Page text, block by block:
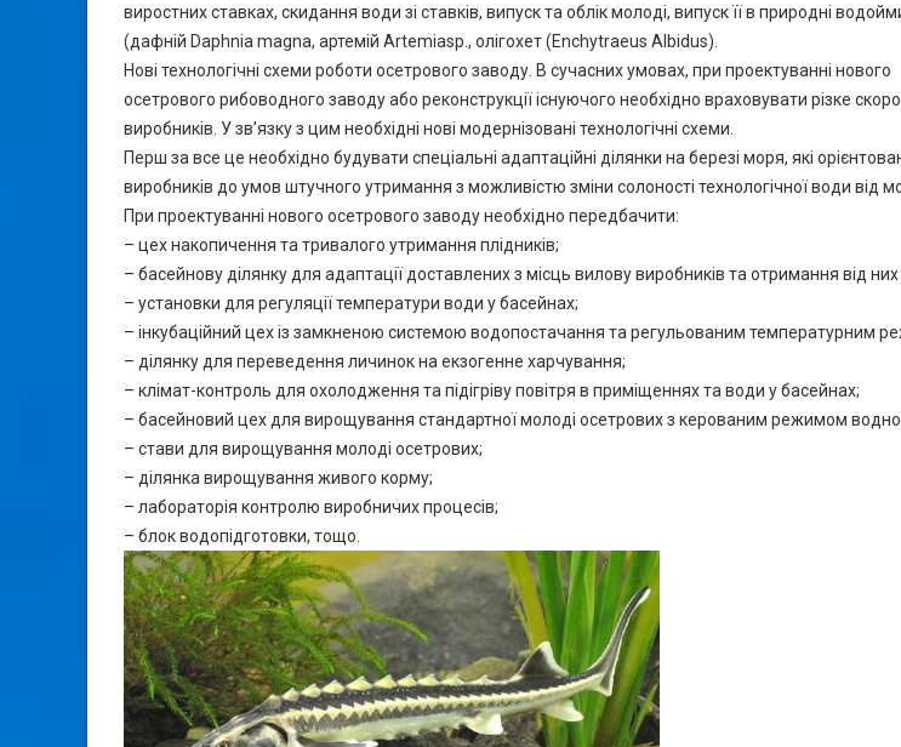
виростних ставках, скидання води зі ставків, випуск та облік молоді, випуск її в природні
(дафній Daphnia magna, артемій Artemiasp., олігохет (Enchytraeus Albidus).
Нові технологічні схеми роботи осетрового заводу. В сучасних умовах, при проектуванні нового
осетрового рибоводного заводу або реконструкції існуючого необхідно враховувати різке
виробників. У зв’язку з цим необхідні нові модернізовані технологічні схеми.
Перш за все це необхідно будувати спеціальні адаптаційні ділянки на березі моря, які
виробників до умов штучного утримання з можливістю зміни солоності технологічної води від
При проектуванні нового осетрового заводу необхідно передбачити:
– цех накопичення та тривалого утримання плідників;
– басейнову ділянку для адаптації доставлених з місць вилову виробників та отримання від них
– установки для регуляції температури води у басейнах;
– інкубаційний цех із замкненою системою водопостачання та регульованим температурним
– ділянку для переведення личинок на екзогенне харчування;
– клімат-контроль для охолодження та підігріву повітря в приміщеннях та води у басейнах;
– басейновий цех для вирощування стандартної молоді осетрових з керованим режимом
– стави для вирощування молоді осетрових;
– ділянка вирощування живого корму;
– лабораторія контролю виробничих процесів;
– блок водопідготовки, тощо.